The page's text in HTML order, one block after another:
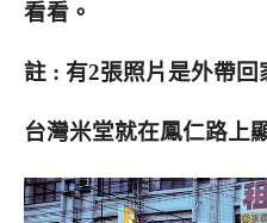
看看。
註 : 有2張照片是外帶回
台灣米堂就在鳳仁路上